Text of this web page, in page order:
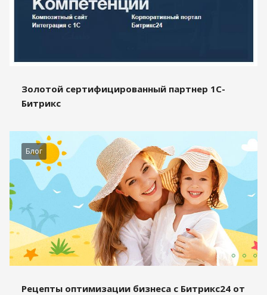
Золотой сертифицированный партнер 1С-
Битрикс
Блог
Рецепты оптимизации бизнеса с Битрикс24 от